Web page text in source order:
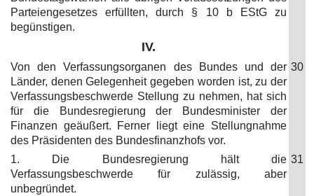
Parteiengesetzes erfüllten, durch § 10 b EStG zu
begünstigen.
IV.
Von den Verfassungsorganen des Bundes und der
Länder, denen Gelegenheit gegeben worden ist, zu der
Verfassungsbeschwerde Stellung zu nehmen, hat sich
für die Bundesregierung der Bundesminister der
Finanzen geäußert. Ferner liegt eine Stellungnahme
des Präsidenten des Bundesfinanzhofs vor.
30
1. Die Bundesregierung hält die
Verfassungsbeschwerde für zulässig, aber
unbegründet.
31